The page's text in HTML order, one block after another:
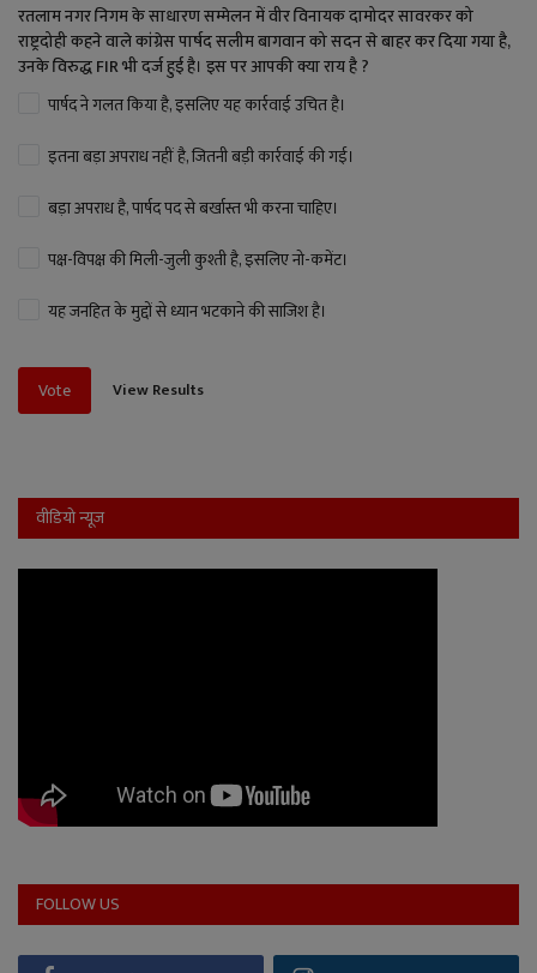
रतलाम नगर निगम के साधारण सम्मेलन में वीर विनायक दामोदर सावरकर को
राष्ट्रदोही कहने वाले कांग्रेस पार्षद सलीम बागवान को सदन से बाहर कर दिया गया है,
उनके विरुद्ध FIR भी दर्ज हुई है। इस पर आपकी क्या राय है ?
पार्षद ने गलत किया है, इसलिए यह कार्रवाई उचित है।
इतना बड़ा अपराध नहीं है, जितनी बड़ी कार्रवाई की गई।
बड़ा अपराध है, पार्षद पद से बर्खास्त भी करना चाहिए।
पक्ष-विपक्ष की मिली-जुली कुश्ती है, इसलिए नो-कमेंट।
यह जनहित के मुद्दों से ध्यान भटकाने की साजिश है।
Vote View Results
वीडियो न्यूज
FOLLOW US